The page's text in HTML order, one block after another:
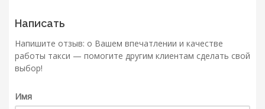
Написать
Напишите отзыв: о Вашем впечатлении и качестве
работы такси — помогите другим клиентам сделать свой
выбор!
Имя